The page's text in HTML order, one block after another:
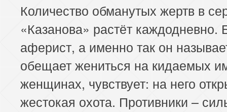
Количество обманутых жертв в
«Казанова» растёт каждодневно.
аферист, а именно так он
обещает жениться на кидаемых
женщинах, чувствует: на него
жестокая охота. Противники –